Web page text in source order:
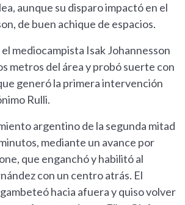
aunque su disparo impactó en el
de buen achique de espacios.
mediocampista Isak Johannesson
metros del área y probó suerte con
generó la primera intervención
Rulli.
argentino de la segunda mitad
mediante un avance por
que enganchó y habilitó al
con un centro atrás. El
hacia afuera y quiso volver